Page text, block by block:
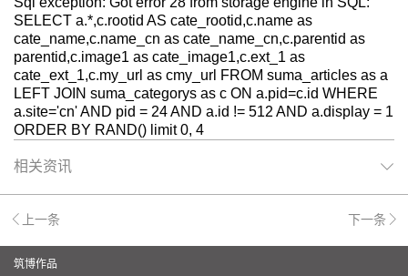
SELECT a.*,c.rootid AS cate_rootid,c.name as
cate_name,c.name_cn as cate_name_cn,c.parentid as
parentid,c.image1 as cate_image1,c.ext_1 as
cate_ext_1,c.my_url as cmy_url FROM suma_articles as a
LEFT JOIN suma_categorys as c ON a.pid=c.id WHERE
a.site='cn' AND pid = 24 AND a.id != 512 AND a.display = 1
ORDER BY RAND() limit 0, 4
相关资讯
上一条 下一条
筑博作品